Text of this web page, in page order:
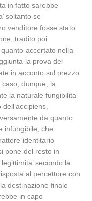
in fatto sarebbe
soltanto se
venditore fosse stato
tradito poi
accertato nella
la prova del
in acconto sul prezzo
dunque, la
la naturale fungibilita’
da quanto
infungibile, che
identitario
pone del resto in
secondo la
al percettore con
destinazione finale
in capo